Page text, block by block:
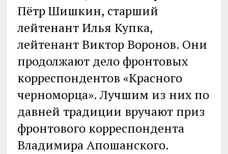
Пётр Шишкин, старший
лейтенант Илья Купка,
лейтенант Виктор Воронов. Они
продолжают дело фронтовых
корреспондентов «Красного
черноморца». Лучшим из них по
давней традиции вручают приз
фронтового корреспондента
Владимира Апошанского.